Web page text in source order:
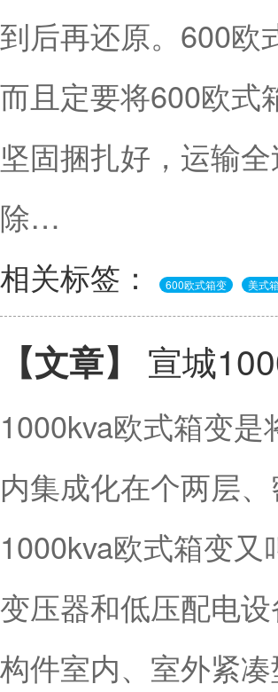
到后再还原。600欧
而且定要将600欧式
坚固捆扎好，运输
除…
相关标签：
600欧式箱变 美式
【文章】 宣城
1000kva欧式箱变
内集成化在个两层
1000kva欧式箱变
变压器和低压配电
构件室内、室外紧